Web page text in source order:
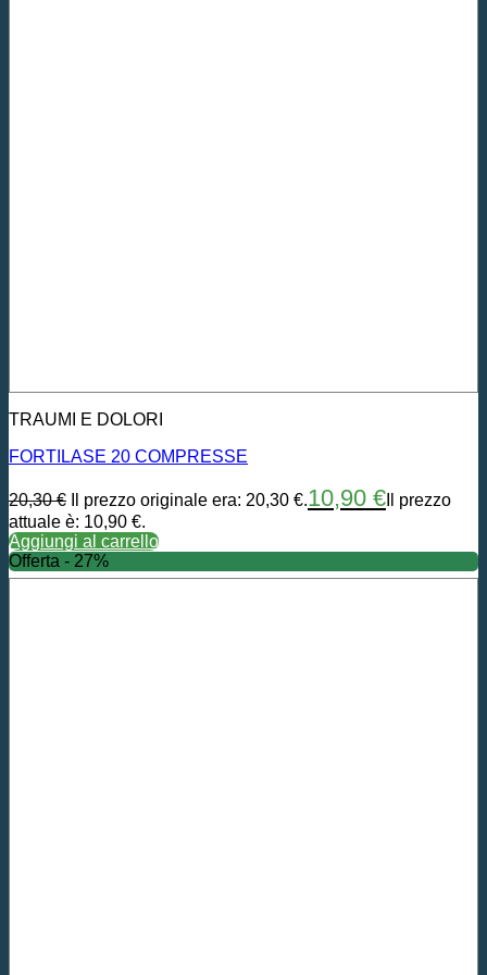
TRAUMI E DOLORI
FORTILASE 20 COMPRESSE
20,30€ Il prezzo originale era: 20,30 €.10,90 € Il prezzo
attuale è: 10,90 €.
Aggiungi al carrello
Offerta - 27%